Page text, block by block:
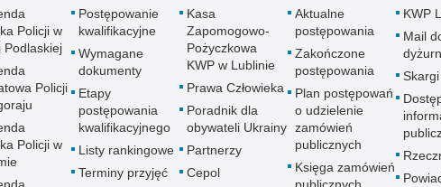
Policji w
Podlaskiej
Policji
Policji w
Postępowanie
kwalifikacyjne
Wymagane
dokumenty
Etapy
postępowania
kwalifikacyjnego
Listy rankingowe
Terminy przyjęć
Kasa
Zapomogowo-
Pożyczkowa
KWP w Lublinie
Prawa Człowieka
Poradnik dla
obywateli Ukrainy
Partnerzy
Cepol
Aktualne
postępowania
Zakończone
postępowania
Plan postępowań
o udzielenie
zamówień
publicznych
Księga zamówień
publicznych
KWP
Mail